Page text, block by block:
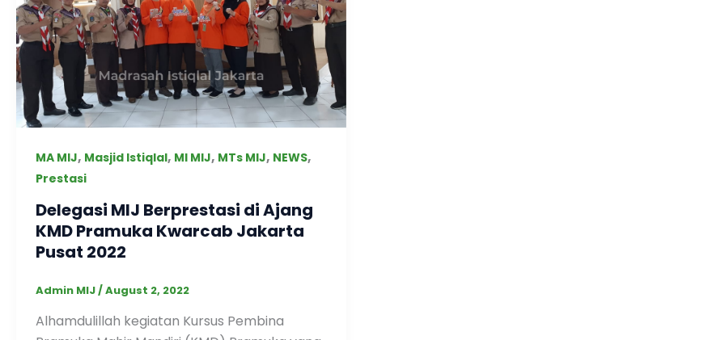
MA MIJ, Masjid Istiqlal, MI MIJ, MTs MIJ, NEWS,
Prestasi
Delegasi MIJ Berprestasi di Ajang
KMD Pramuka Kwarcab Jakarta
Pusat 2022
Admin MIJ/August 2, 2022
Alhamdulillah kegiatan Kursus Pembina